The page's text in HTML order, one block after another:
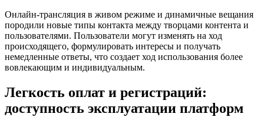
Онлайн-трансляция в живом режиме и динамичные вещания
породили новые типы контакта между творцами контента и
пользователями. Пользователи могут изменять на ход
происходящего, формулировать интересы и получать
немедленные ответы, что создает ход использования более
вовлекающим и индивидуальным.
Легкость оплат и регистраций:
доступность эксплуатации платформ